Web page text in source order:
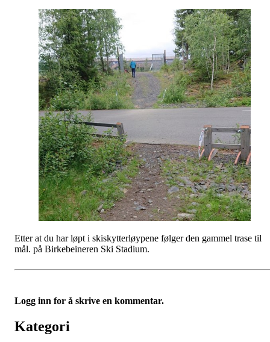
Etter at du har løpt i skiskytterløypene følger den gammel trase til
mål. på Birkebeineren Ski Stadium.
Logg inn for å skrive en kommentar.
Kategori